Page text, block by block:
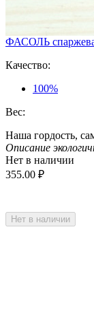
ФАСОЛЬ
Качество:
100%
Вес:
Наша гордость,
Описание
Нет в наличии
355.00 ₽
Нет в наличии